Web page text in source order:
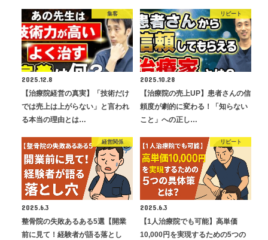
集客
2025.12.8
【治療院経営の真実】「技術だけ
では売上は上がらない」と言われ
る本当の理由とは…
リピート
2025.10.28
【治療院の売上UP】患者さんの信
頼度が劇的に変わる！「知らない
こと」への正し…
経営関係
2025.6.3
整骨院の失敗あるある5選【開業
前に見て！経験者が語る落とし
リピート
2025.6.3
【1人治療院でも可能】高単価
10,000円を実現するための5つの